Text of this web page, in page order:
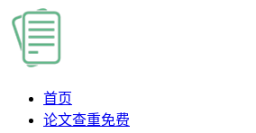
首页
论文查重免费